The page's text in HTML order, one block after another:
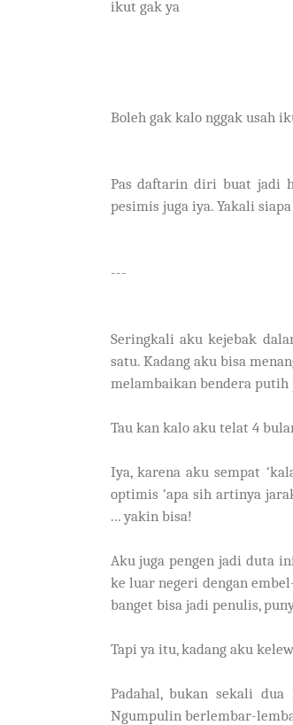
ikut gak ya
Boleh gak kalo nggak usah
Pas daftarin diri buat jadi
pesimis juga iya. Yakali
---
Seringkali aku kejebak
satu. Kadang aku bisa
melambaikan bendera
Tau kan kalo aku telat 4
Iya, karena aku sempat
optimis ‘apa sih artinya
... yakin bisa!
Aku juga pengen jadi duta
ke luar negeri dengan
banget bisa jadi penulis,
Tapi ya itu, kadang aku
Padahal, bukan sekali
Ngumpulin berlembar-